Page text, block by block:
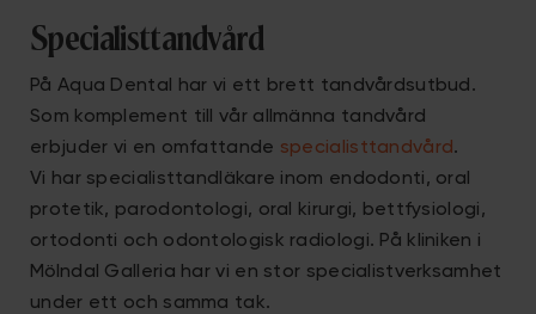
Specialisttandvård
På Aqua Dental har vi ett brett tandvårdsutbud.
Som komplement till vår allmänna tandvård
erbjuder vi en omfattande specialisttandvård.
Vi har specialisttandläkare inom endodonti, oral
protetik, parodontologi, oral kirurgi, bettfysiologi,
ortodonti och odontologisk radiologi. På kliniken i
Mölndal Galleria har vi en stor specialistverksamhet
under ett och samma tak.